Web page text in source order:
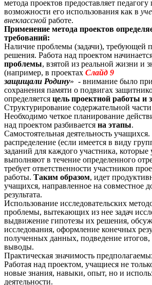
метода проектов предоставляет
возможности его использования как в
внеклассной работе.
Применение метода проектов
требований:
Наличие проблемы (задачи), требующей
решения. Работа над проектом
проблемы, взятой из реальной жизни и
(например, в проектах Слайд 9
защищали Родину» - внимание было
сохранения памяти о подвигах
определяется цель проектной работы и
Структурирование содержательной
Необходимо четкое планирование
над проектом разбивается на этапы.
Самостоятельная деятельность
распределение (если имеется в виду
заданий для каждого участника, которые
выполняют в течение определенного
требует ответственности участников
работы. Таким образом, идет
учащихся, направленное на совместное
результата.
Использование исследовательских
проблемы, вытекающих из нее задач
выдвижение гипотезы их решения,
исследования, оформление конечных
полученных данных, подведение итогов,
выводы.
Практическая значимость
Работая над проектом, учащиеся не
новые знания, навыки, опыт, но и
деятельности.